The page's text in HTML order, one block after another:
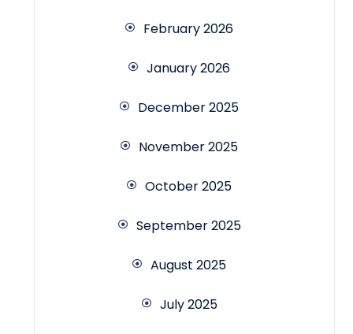
February 2026
January 2026
December 2025
November 2025
October 2025
September 2025
August 2025
July 2025